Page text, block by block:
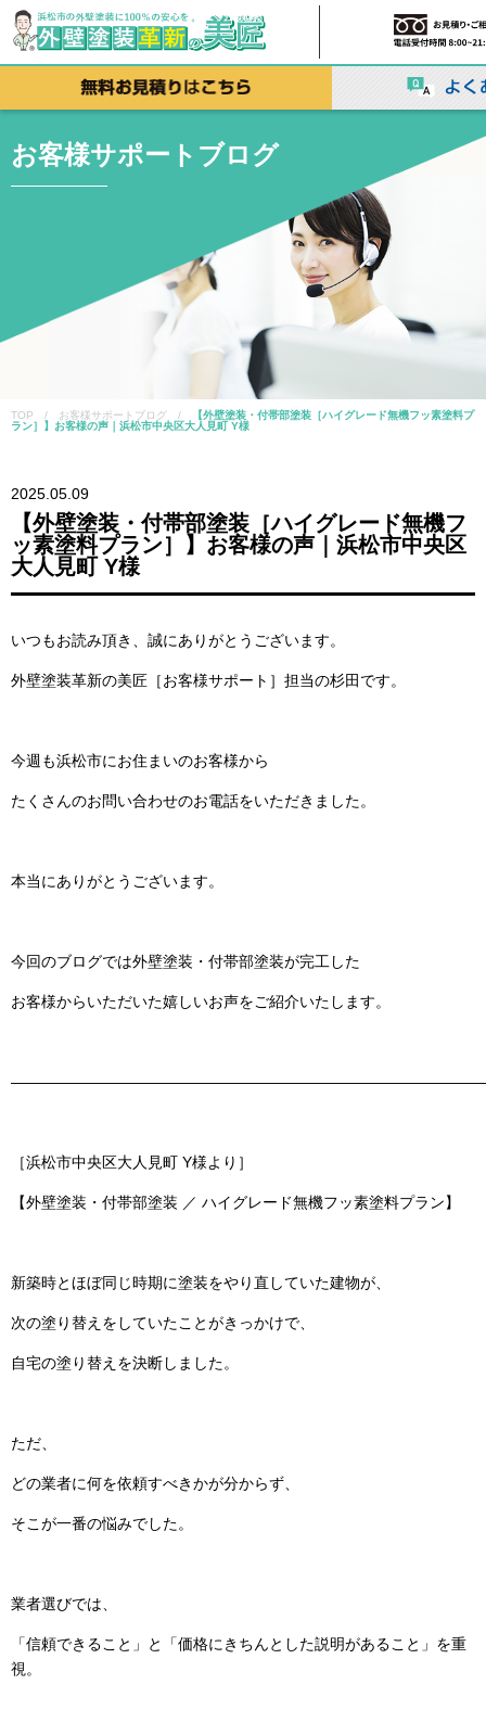
お客様サポートブログ
TOP / お客様サポートブログ /
【外壁塗装・付帯部塗装［ハイグレード無機フッ素塗料プ
ラン］】お客様の声｜浜松市中央区大人見町 Y様
2025.05.09
【外壁塗装・付帯部塗装［ハイグレード無機フ
ッ素塗料プラン］】お客様の声｜浜松市中央区
大人見町 Y様
いつもお読み頂き、誠にありがとうございます。
外壁塗装革新の美匠［お客様サポート］担当の杉田です。
今週も浜松市にお住まいのお客様から
たくさんのお問い合わせのお電話をいただきました。
本当にありがとうございます。
今回のブログでは外壁塗装・付帯部塗装が完工した
お客様からいただいた嬉しいお声をご紹介いたします。
［浜松市中央区大人見町 Y様より］
【外壁塗装・付帯部塗装 ／ ハイグレード無機フッ素塗料プラン】
新築時とほぼ同じ時期に塗装をやり直していた建物が、
次の塗り替えをしていたことがきっかけで、
自宅の塗り替えを決断しました。
ただ、
どの業者に何を依頼すべきかが分からず、
そこが一番の悩みでした。
業者選びでは、
「信頼できること」と「価格にきちんとした説明があること」を重
視。